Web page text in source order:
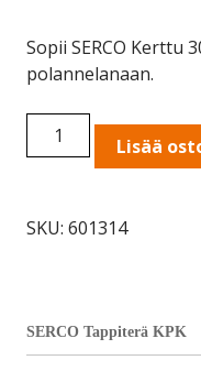
Sopii SERCO Kerttu
polannelanaan.
SERCO
Tappiterä
Lisää
SKU: 601314
SERCO Tappiterä KPK